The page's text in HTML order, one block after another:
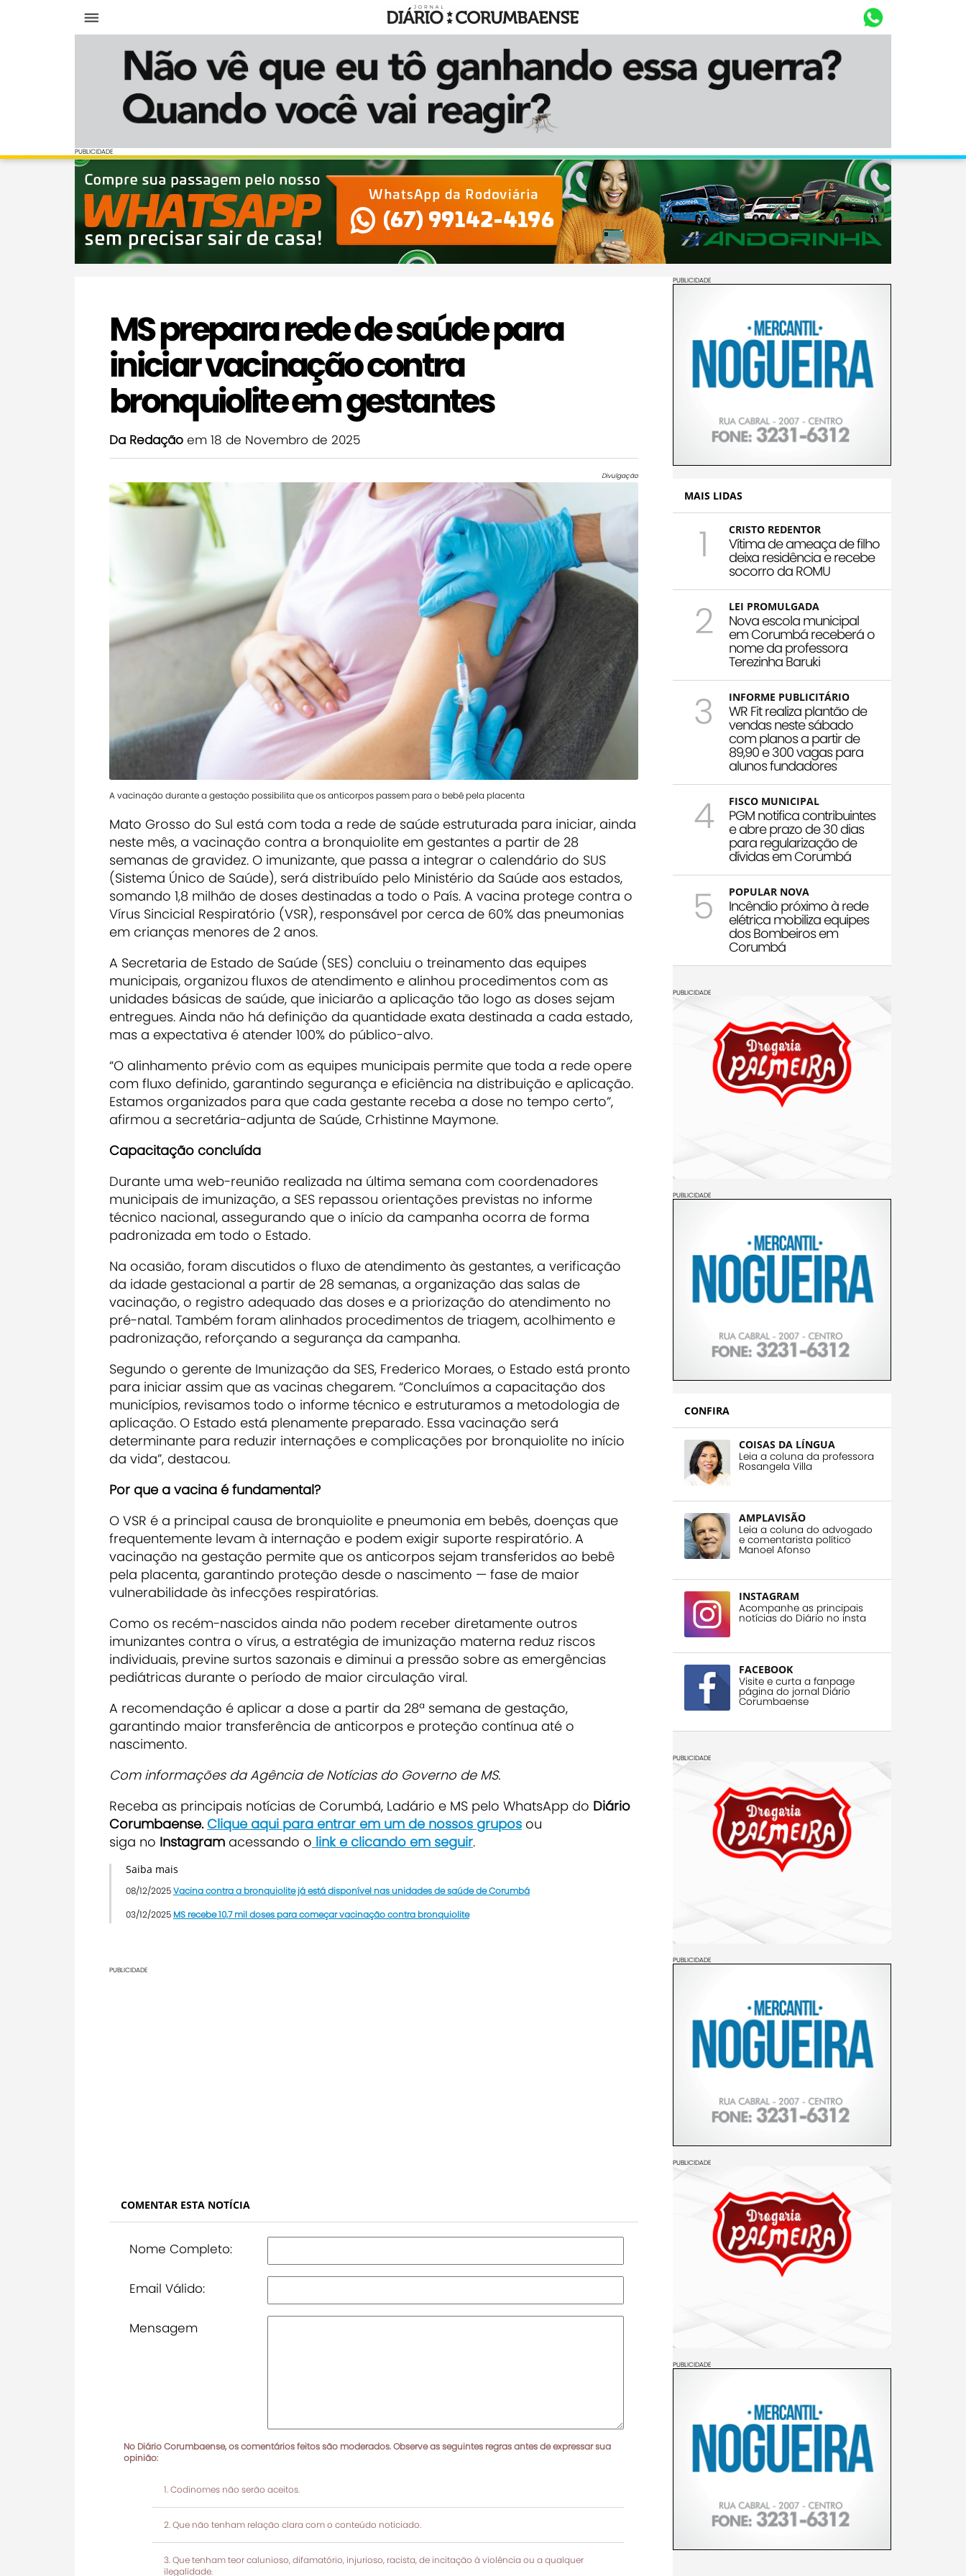
Diário Corumbaense
PUBLICIDADE
PUBLICIDADE
MS prepara rede de saúde para
iniciar vacinação contra
bronquiolite em gestantes
Da Redação em 18 de Novembro de 2025
Divulgação
A vacinação durante a gestação possibilita que os anticorpos passem para o bebê pela placenta
Mato Grosso do Sul está com toda a rede de saúde estruturada para iniciar, ainda
neste mês, a vacinação contra a bronquiolite em gestantes a partir de 28
semanas de gravidez. O imunizante, que passa a integrar o calendário do SUS
(Sistema Único de Saúde), será distribuído pelo Ministério da Saúde aos estados,
somando 1,8 milhão de doses destinadas a todo o País. A vacina protege contra o
Vírus Sincicial Respiratório (VSR), responsável por cerca de 60% das pneumonias
em crianças menores de 2 anos.
A Secretaria de Estado de Saúde (SES) concluiu o treinamento das equipes
municipais, organizou fluxos de atendimento e alinhou procedimentos com as
unidades básicas de saúde, que iniciarão a aplicação tão logo as doses sejam
entregues. Ainda não há definição da quantidade exata destinada a cada estado,
mas a expectativa é atender 100% do público-alvo.
“O alinhamento prévio com as equipes municipais permite que toda a rede opere
com fluxo definido, garantindo segurança e eficiência na distribuição e aplicação.
Estamos organizados para que cada gestante receba a dose no tempo certo”,
afirmou a secretária-adjunta de Saúde, Crhistinne Maymone.
Capacitação concluída
Durante uma web-reunião realizada na última semana com coordenadores
municipais de imunização, a SES repassou orientações previstas no informe
técnico nacional, assegurando que o início da campanha ocorra de forma
padronizada em todo o Estado.
Na ocasião, foram discutidos o fluxo de atendimento às gestantes, a verificação
da idade gestacional a partir de 28 semanas, a organização das salas de
vacinação, o registro adequado das doses e a priorização do atendimento no
pré-natal. Também foram alinhados procedimentos de triagem, acolhimento e
padronização, reforçando a segurança da campanha.
Segundo o gerente de Imunização da SES, Frederico Moraes, o Estado está pronto
para iniciar assim que as vacinas chegarem. “Concluímos a capacitação dos
municípios, revisamos todo o informe técnico e estruturamos a metodologia de
aplicação. O Estado está plenamente preparado. Essa vacinação será
determinante para reduzir internações e complicações por bronquiolite no início
da vida”, destacou.
Por que a vacina é fundamental?
O VSR é a principal causa de bronquiolite e pneumonia em bebês, doenças que
frequentemente levam à internação e podem exigir suporte respiratório. A
vacinação na gestação permite que os anticorpos sejam transferidos ao bebê
pela placenta, garantindo proteção desde o nascimento — fase de maior
vulnerabilidade às infecções respiratórias.
Como os recém-nascidos ainda não podem receber diretamente outros
imunizantes contra o vírus, a estratégia de imunização materna reduz riscos
individuais, previne surtos sazonais e diminui a pressão sobre as emergências
pediátricas durante o período de maior circulação viral.
A recomendação é aplicar a dose a partir da 28ª semana de gestação,
garantindo maior transferência de anticorpos e proteção contínua até o
nascimento.
Com informações da Agência de Notícias do Governo de MS.
Receba as principais notícias de Corumbá, Ladário e MS pelo WhatsApp do Diário
Corumbaense.Clique aqui para entrar em um de nossos grupos ou
siga no Instagram acessando o link e clicando em seguir.
Saiba mais
08/12/2025Vacina contra a bronquiolite já está disponível nas unidades de saúde de Corumbá
03/12/2025 MS recebe 10,7 mil doses para começar vacinação contra bronquiolite
PUBLICIDADE
COMENTAR ESTA NOTÍCIA
Nome Completo:
Email Válido:
Mensagem
No Diário Corumbaense, os comentários feitos são moderados. Observe as seguintes regras antes de expressar sua
opinião:
Codinomes não serão aceitos.
Que não tenham relação clara com o conteúdo noticiado.
Que tenham teor calunioso, difamatório, injurioso, racista, de incitação à violência ou a qualquer
ilegalidade.
PUBLICIDADE
MAIS LIDAS
1 CRISTO REDENTOR
Vítima de ameaça de filho
deixa residência e recebe
socorro da ROMU
2 LEI PROMULGADA
Nova escola municipal
em Corumbá receberá o
nome da professora
Terezinha Baruki
3 INFORME PUBLICITÁRIO
WR Fit realiza plantão de
vendas neste sábado
com planos a partir de
89,90 e 300 vagas para
alunos fundadores
4 FISCO MUNICIPAL
PGM notifica contribuintes
e abre prazo de 30 dias
para regularização de
dívidas em Corumbá
5 POPULAR NOVA
Incêndio próximo à rede
elétrica mobiliza equipes
dos Bombeiros em
Corumbá
PUBLICIDADE
PUBLICIDADE
CONFIRA
COISAS DA LÍNGUA
Leia a coluna da professora
Rosangela Villa
AMPLAVISÃO
Leia a coluna do advogado
e comentarista político
Manoel Afonso
INSTAGRAM
Acompanhe as principais
notícias do Diário no insta
FACEBOOK
Visite e curta a fanpage
página do jornal Diário
Corumbaense
PUBLICIDADE
PUBLICIDADE
PUBLICIDADE
PUBLICIDADE